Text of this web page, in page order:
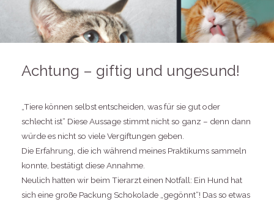
Achtung – giftig und ungesund!
„Tiere können selbst entscheiden, was für sie gut oder
schlecht ist“ Diese Aussage stimmt nicht so ganz – denn dann
würde es nicht so viele Vergiftungen geben.
Die Erfahrung, die ich während meines Praktikums sammeln
konnte, bestätigt diese Annahme.
Neulich hatten wir beim Tierarzt einen Notfall: Ein Hund hat
sich eine große Packung Schokolade „gegönnt“! Das so etwas